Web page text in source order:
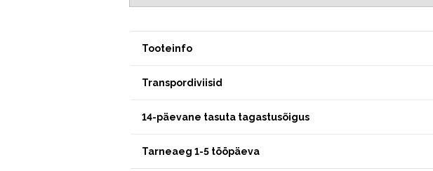
Tooteinfo
Transpordiviisid
14-päevane tasuta tagastusõigus
Tarneaeg 1-5 tööpäeva